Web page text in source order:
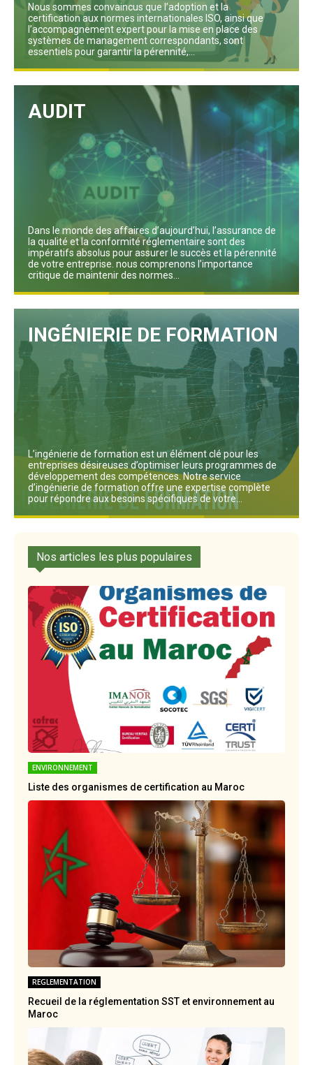
Nous sommes convaincus que l’adoption et la
certification aux normes internationales ISO, ainsi que
l’accompagnement expert pour la mise en place des
systèmes de management correspondants, sont
essentiels pour garantir la pérennité,...
AUDIT
Dans le monde des affaires d’aujourd’hui, l’assurance de
la qualité et la conformité réglementaire sont des
impératifs absolus pour assurer le succès et la pérennité
de votre entreprise. nous comprenons l’importance
critique de maintenir des normes...
INGÉNIERIE DE FORMATION
L’ingénierie de formation est un élément clé pour les
entreprises désireuses d’optimiser leurs programmes de
développement des compétences. Notre service
d’ingénierie de formation offre une expertise complète
pour répondre aux besoins spécifiques de votre...
Nos articles les plus populaires
ENVIRONNEMENT
Liste des organismes de certification au Maroc
REGLEMENTATION
Recueil de la réglementation SST et environnement au
Maroc